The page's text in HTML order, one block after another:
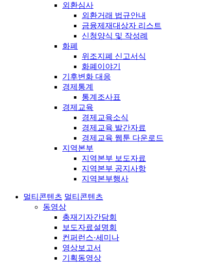
외환심사
외환거래 법규안내
금융제재대상자 리스트
신청양식 및 작성례
화폐
위조지폐 신고서식
화폐이야기
기후변화 대응
경제통계
통계조사표
경제교육
경제교육소식
경제교육 발간자료
경제교육 웹툰 다운로드
지역본부
지역본부 보도자료
지역본부 공지사항
지역본부행사
멀티콘텐츠 멀티콘텐츠
동영상
총재기자간담회
보도자료설명회
컨퍼런스·세미나
영상보고서
기획동영상